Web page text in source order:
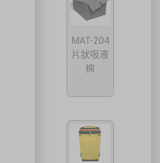
MAT-204
片狀吸液
棉